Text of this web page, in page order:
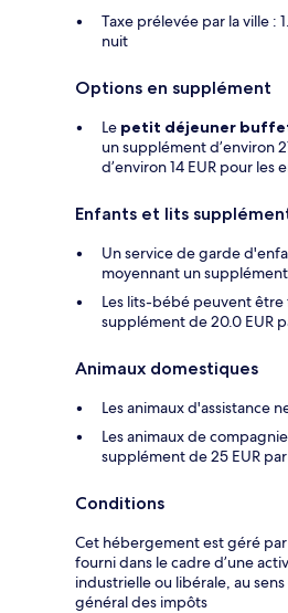
Taxe prélevée par la ville :
nuit
Options en supplément
Le petit déjeuner
un supplément d’environ
d’environ 14 EUR pour les
Enfants et lits
Un service de garde
moyennant un supplément
Les lits-bébé peuvent
supplément de 20.0 EUR
Animaux domestiques
Les animaux d'assistance
Les animaux de
supplément de 25 EUR
Conditions
Cet hébergement est géré
fourni dans le cadre d’une
industrielle ou libérale, au
général des impôts